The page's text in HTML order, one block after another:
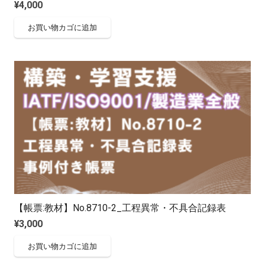
¥4,000
お買い物カゴに追加
【帳票:教材】No.8710-2_工程異常・不具合記録表
¥3,000
お買い物カゴに追加